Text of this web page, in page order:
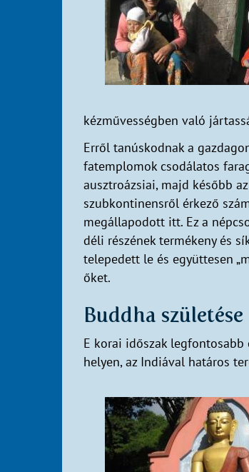
kézművességben való
Erről tanúskodnak a
fatemplomok csodálatos
ausztroázsiai, majd később
szubkontinensről érkező
megállapodott itt. Ez a
déli részének termékeny és
telepedett le és együttesen
őket.
Buddha születése
E korai időszak legfontosabb
helyen, az Indiával határos